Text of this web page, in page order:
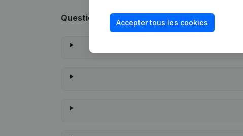
Questions fréquemment posées
Accepter tous les cookies